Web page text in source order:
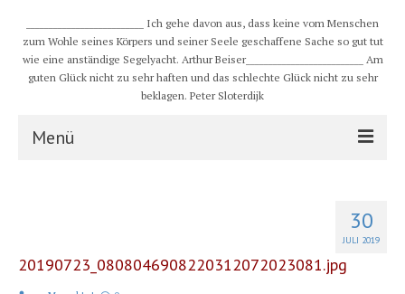
__________________________ Ich gehe davon aus, dass keine vom Menschen
zum Wohle seines Körpers und seiner Seele geschaffene Sache so gut tut
wie eine anständige Segelyacht. Arthur Beiser__________________________ Am
guten Glück nicht zu sehr haften und das schlechte Glück nicht zu sehr
beklagen. Peter Sloterdijk
Menü
Crew
30
JULI 2019
20190723_0808046908220312072023081.jpg